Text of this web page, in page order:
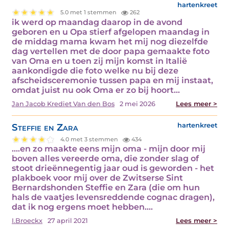
hartenkreet
5.0 met 1 stemmen 262
ik werd op maandag daarop in de avond
geboren en u Opa stierf afgelopen maandag in
de middag mama kwam het mij nog diezelfde
dag vertellen met de door papa gemaakte foto
van Oma en u toen zij mijn komst in Italië
aankondigde die foto welke nu bij deze
afscheidsceremonie tussen papa en mij instaat,
omdat juist nu ook Oma er zo bij hoort…
Jan Jacob Krediet Van den Bos 2 mei 2026 Lees meer >
Steffie en Zara hartenkreet
4.0 met 3 stemmen 434
....en zo maakte eens mijn oma - mijn door mij
boven alles vereerde oma, die zonder slag of
stoot drieënnegentig jaar oud is geworden - het
plakboek voor mij over de Zwitserse Sint
Bernardshonden Steffie en Zara (die om hun
hals de vaatjes levensreddende cognac dragen),
dat ik nog ergens moet hebben.…
I.Broeckx 27 april 2021 Lees meer >